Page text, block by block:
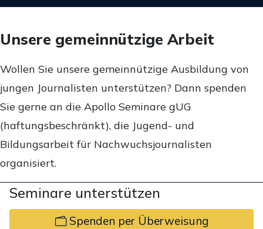
Unsere gemeinnützige Arbeit
Wollen Sie unsere gemeinnützige Ausbildung von
jungen Journalisten unterstützen? Dann spenden
Sie gerne an die Apollo Seminare gUG
(haftungsbeschränkt), die Jugend- und
Bildungsarbeit für Nachwuchsjournalisten
organisiert.
Seminare unterstützen
Spenden per Überweisung